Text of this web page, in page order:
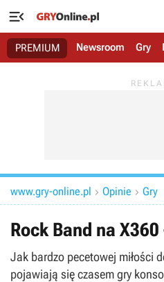

PREMIUM Newsroom Gry
www.gry-online.pl  Opinie  Gry
Rock Band na
Jak bardzo pecetowej miłości
pojawiają się czasem gry